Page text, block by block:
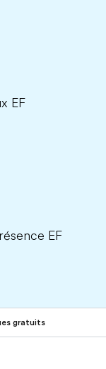
EF
EF
gratuits